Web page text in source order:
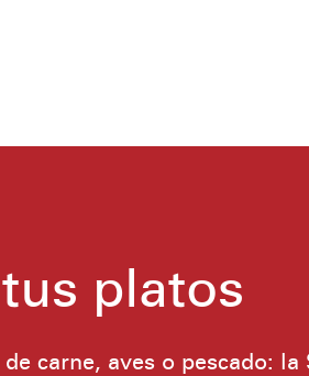
platos
carne, aves o pescado: la